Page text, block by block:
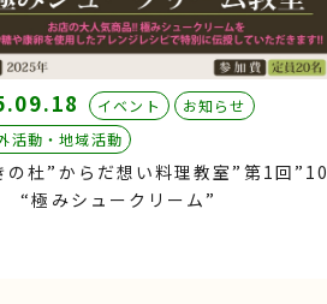
イベント
お知らせ
活動・地域活動
の杜”からだ想い料理教室”第1回”10
“極みシュークリーム”